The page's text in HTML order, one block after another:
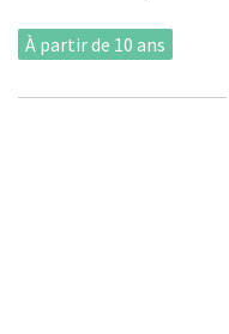
À partir de 10 ans